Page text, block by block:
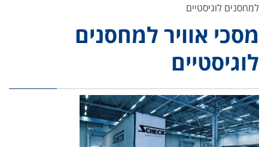
למחסנים לוגיסטיים
מסכי אוויר למחסנים
לוגיסטיים